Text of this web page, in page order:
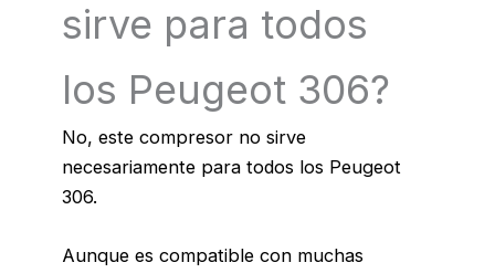
sirve para todos
los Peugeot 306?
No, este compresor no sirve
necesariamente para todos los Peugeot
306.
Aunque es compatible con muchas